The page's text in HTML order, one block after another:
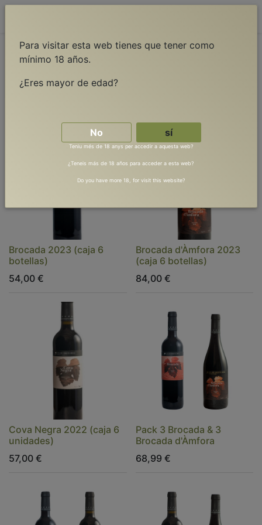
Para visitar esta web tienes que tener como
mínimo 18 años.
¿Eres mayor de edad?
No sí
Teniu més de 18 anys per accedir a aquesta web?
¿Teneis más de 18 años para acceder a esta web?
Do you have more 18, for visit this website?
Combinacions
Brocada 2023 (caja 6
botellas)
54,00 €
Brocada d'Àmfora 2023
(caja 6 botellas)
84,00€
Cova Negra 2022 (caja 6
unidades)
57,00 €
Pack 3 Brocada & 3
Brocada d'Àmfora
68,99 €